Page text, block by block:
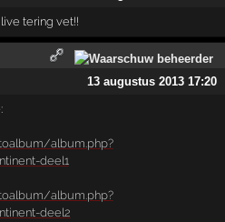
tering vet!!
13 augustus 2013 17:20
album.php?
deel1
album.php?
deel2